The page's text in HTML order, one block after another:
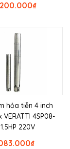
₫
hỏa tiễn 4 inch
VERATTI 4SP08-
220V
₫